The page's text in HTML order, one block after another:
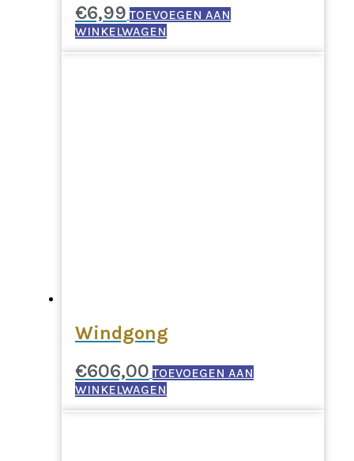
€6,99 TOEVOEGEN AAN
WINKELWAGEN
Windgong
€606,00 TOEVOEGEN AAN
WINKELWAGEN